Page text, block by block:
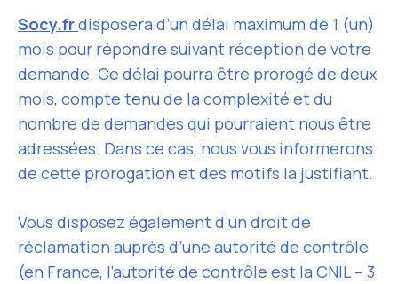
Socy.frdisposera d’un délai maximum de 1 (un)
mois pour répondre suivant réception de votre
demande. Ce délai pourra être prorogé de deux
mois, compte tenu de la complexité et du
nombre de demandes qui pourraient nous être
adressées. Dans ce cas, nous vous informerons
de cette prorogation et des motifs la justifiant.
Vous disposez également d’un droit de
réclamation auprès d’une autorité de contrôle
(en France, l’autorité de contrôle est la CNIL – 3